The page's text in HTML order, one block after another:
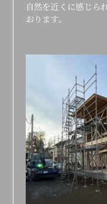
自然を近くに感じら
おります。